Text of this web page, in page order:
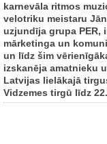
karnevāla ritmos
velotriku meistaru
uzjundīja grupa PER,
mārketinga un
un līdz šim
izskanēja amatnieku
Latvijas lielākajā
Vidzemes tirgū līdz